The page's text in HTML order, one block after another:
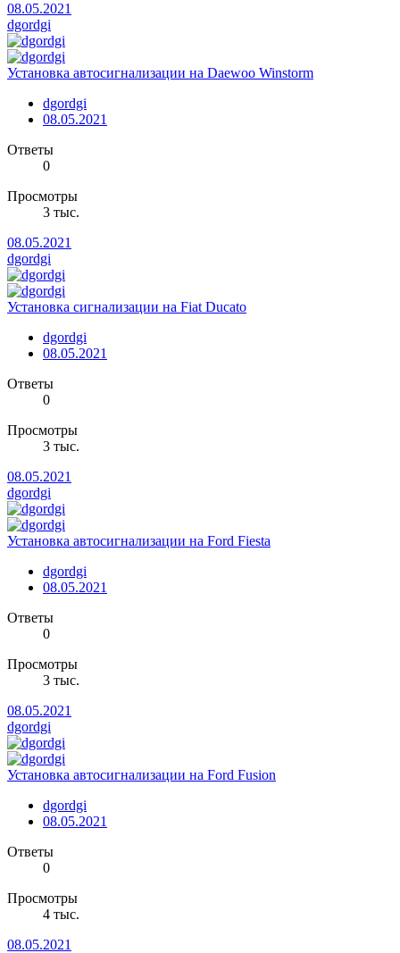
08.05.2021
dgordgi
Установка автосигнализации на Daewoo Winstorm
dgordgi
08.05.2021
Ответы
0
Просмотры
3 тыс.
08.05.2021
dgordgi
Установка сигнализации на Fiat Ducato
dgordgi
08.05.2021
Ответы
0
Просмотры
3 тыс.
08.05.2021
dgordgi
Установка автосигнализации на Ford Fiesta
dgordgi
08.05.2021
Ответы
0
Просмотры
3 тыс.
08.05.2021
dgordgi
Установка автосигнализации на Ford Fusion
dgordgi
08.05.2021
Ответы
0
Просмотры
4 тыс.
08.05.2021